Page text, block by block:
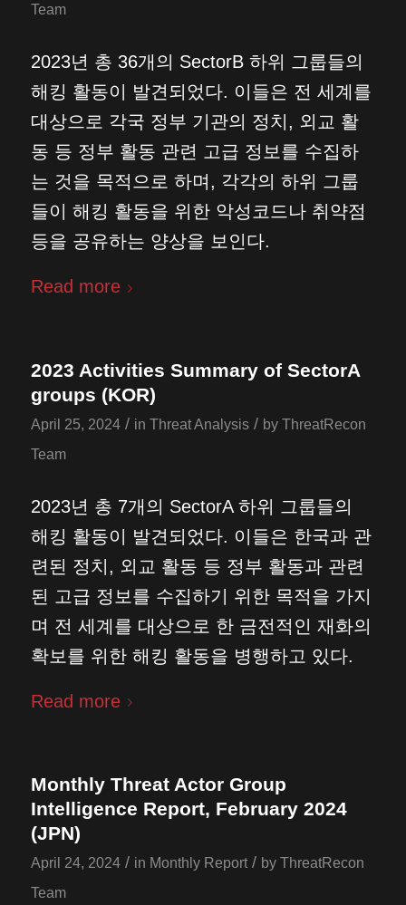
Team
2023년 총 36개의 SectorB 하위 그룹들의
해킹 활동이 발견되었다. 이들은 전 세계를
대상으로 각국 정부 기관의 정치, 외교 활
동 등 정부 활동 관련 고급 정보를 수집하
는 것을 목적으로 하며, 각각의 하위 그룹
들이 해킹 활동을 위한 악성코드나 취약점
등을 공유하는 양상을 보인다.
Read more
2023 Activities Summary of SectorA
groups (KOR)
April 25, 2024 / in Threat Analysis / by ThreatRecon
Team
2023년 총 7개의 SectorA 하위 그룹들의
해킹 활동이 발견되었다. 이들은 한국과 관
련된 정치, 외교 활동 등 정부 활동과 관련
된 고급 정보를 수집하기 위한 목적을 가지
며 전 세계를 대상으로 한 금전적인 재화의
확보를 위한 해킹 활동을 병행하고 있다.
Read more
Monthly Threat Actor Group
Intelligence Report, February 2024
(JPN)
April 24, 2024 / in Monthly Report / by ThreatRecon
Team